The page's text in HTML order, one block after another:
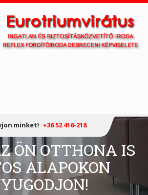
minket! +36 52 416-218
ÖN OTTHONA IS
ALAPOKON